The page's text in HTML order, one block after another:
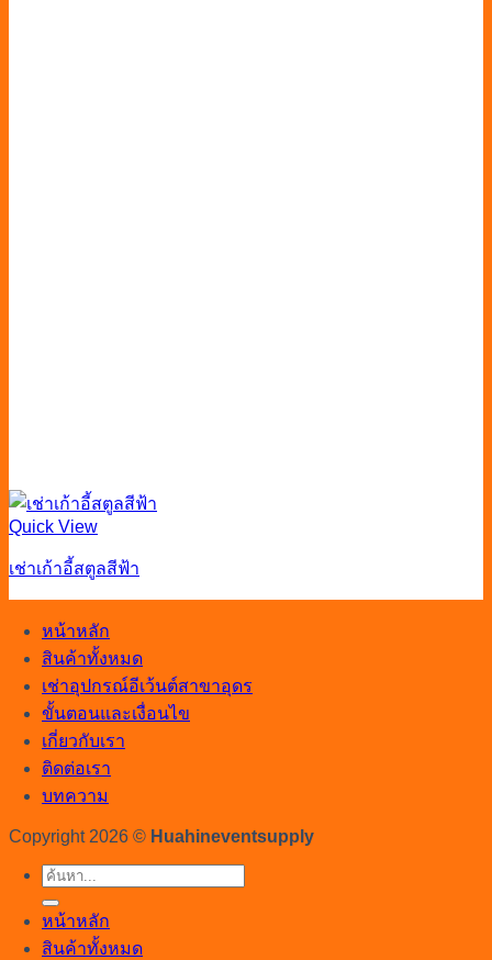
Quick View
เช่าเก้าอี้สตูลสีฟ้า
หน้าหลัก
สินค้าทั้งหมด
เช่าอุปกรณ์อีเว้นต์สาขาอุดร
ขั้นตอนและเงื่อนไข
เกี่ยวกับเรา
ติดต่อเรา
บทความ
Copyright 2026 © Huahineventsupply
ค้นหา:
หน้าหลัก
สินค้าทั้งหมด